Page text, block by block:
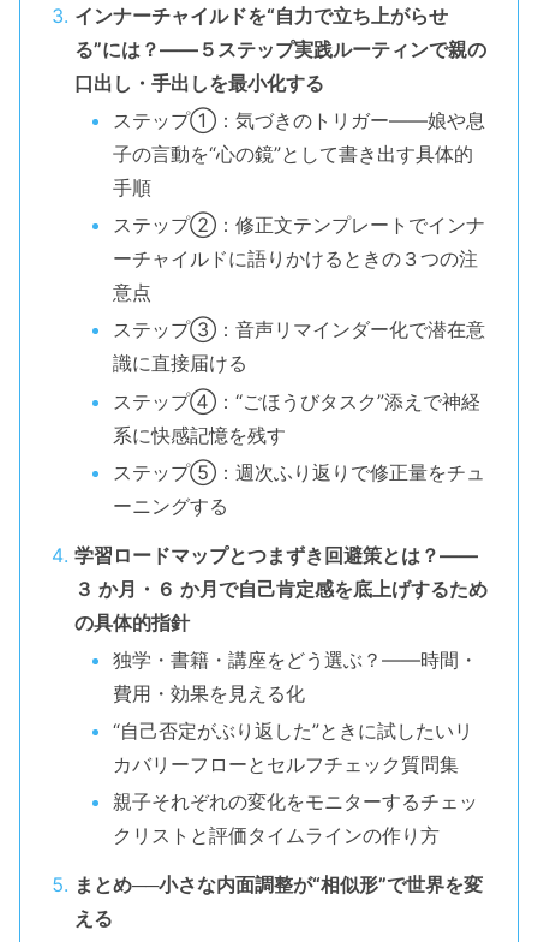
インナーチャイルドを“自力で立ち上がらせ
る”には？――５ステップ実践ルーティンで親の
口出し・手出しを最小化する
ステップ①：気づきのトリガー――娘や息
子の言動を“心の鏡”として書き出す具体的
手順
ステップ②：修正文テンプレートでインナ
ーチャイルドに語りかけるときの３つの注
意点
ステップ③：音声リマインダー化で潜在意
識に直接届ける
ステップ④：“ごほうびタスク”添えで神経
系に快感記憶を残す
ステップ⑤：週次ふり返りで修正量をチュ
ーニングする
学習ロードマップとつまずき回避策とは？――
３ か月・６ か月で自己肯定感を底上げするため
の具体的指針
独学・書籍・講座をどう選ぶ？――時間・
費用・効果を見える化
“自己否定がぶり返した”ときに試したいリ
カバリーフローとセルフチェック質問集
親子それぞれの変化をモニターするチェッ
クリストと評価タイムラインの作り方
まとめ──小さな内面調整が“相似形”で世界を変
える